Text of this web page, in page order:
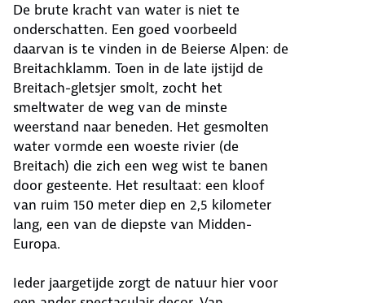
De brute kracht van water is niet te
onderschatten. Een goed voorbeeld
daarvan is te vinden in de Beierse Alpen: de
Breitachklamm. Toen in de late ijstijd de
Breitach-gletsjer smolt, zocht het
smeltwater de weg van de minste
weerstand naar beneden. Het gesmolten
water vormde een woeste rivier (de
Breitach) die zich een weg wist te banen
door gesteente. Het resultaat: een kloof
van ruim 150 meter diep en 2,5 kilometer
lang, een van de diepste van Midden-
Europa.
Ieder jaargetijde zorgt de natuur hier voor